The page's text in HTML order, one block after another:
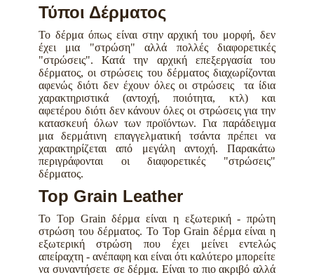
Τύποι Δέρματος
Το δέρμα όπως είναι στην αρχική του μορφή, δεν
έχει μια "στρώση" αλλά πολλές διαφορετικές
"στρώσεις". Κατά την αρχική επεξεργασία του
δέρματος, οι στρώσεις του δέρματος διαχωρίζονται
αφενώς διότι δεν έχουν όλες οι στρώσεις τα ίδια
χαρακτηριστικά (αντοχή, ποιότητα, κτλ) και
αφετέρου διότι δεν κάνουν όλες οι στρώσεις για την
κατασκευή όλων των προϊόντων. Για παράδειγμα
μια δερμάτινη επαγγελματική τσάντα πρέπει να
χαρακτηρίζεται από μεγάλη αντοχή. Παρακάτω
περιγράφονται οι διαφορετικές "στρώσεις"
δέρματος.
Top Grain Leather
To Top Grain δέρμα είναι η εξωτερική - πρώτη
στρώση του δέρματος. Το Top Grain δέρμα είναι η
εξωτερική στρώση που έχει μείνει εντελώς
απείραχτη - ανέπαφη και είναι ότι καλύτερο μπορείτε
να συναντήσετε σε δέρμα. Είναι το πιο ακριβό αλλά